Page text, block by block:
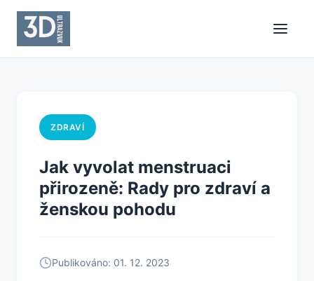
ZDRAVÍ
Jak vyvolat menstruaci
přirozeně: Rady pro zdraví a
ženskou pohodu
Publikováno: 01. 12. 2023